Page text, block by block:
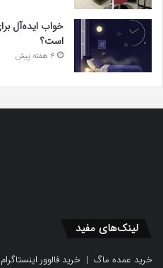
خواب ایده‌آل
است؟
4 هفته پیش
لینک‌های مفید
خرید عمده ماگ | خرید فالوور اینستاگرام